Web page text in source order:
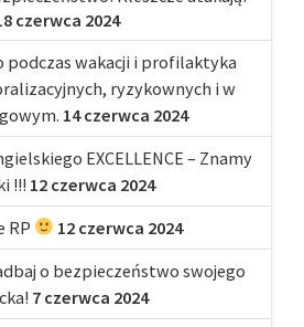
czerwca 2024
podczas wakacji i profilaktyka
ryzykownych i w
14 czerwca 2024
EXCELLENCE – Znamy
!!! 12 czerwca 2024
RP
12 czerwca 2024
o bezpieczeństwo swojego
7 czerwca 2024